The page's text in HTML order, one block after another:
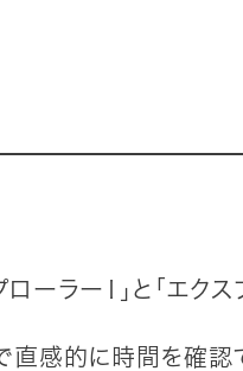
ローラーⅠ」と「エ
直感的に時間を確